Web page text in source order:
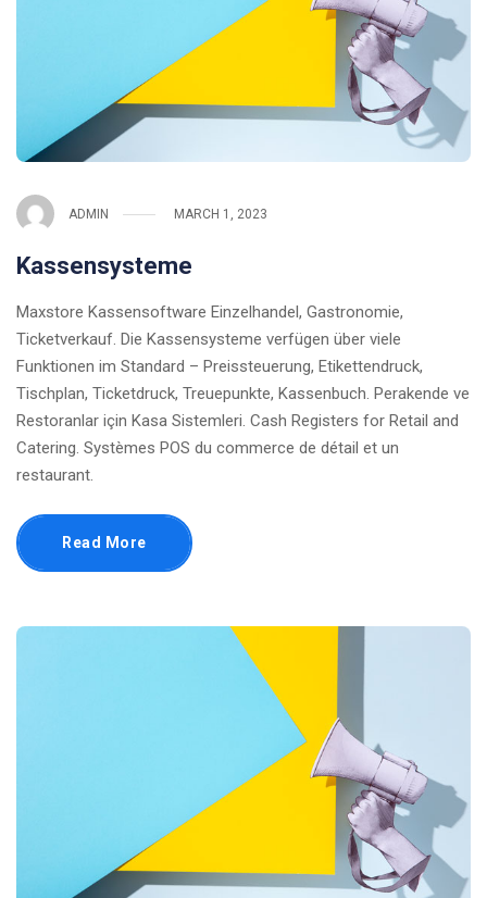
ADMIN MARCH 1, 2023
Kassensysteme
Maxstore Kassensoftware Einzelhandel, Gastronomie,
Ticketverkauf. Die Kassensysteme verfügen über viele
Funktionen im Standard – Preissteuerung, Etikettendruck,
Tischplan, Ticketdruck, Treuepunkte, Kassenbuch. Perakende ve
Restoranlar için Kasa Sistemleri. Cash Registers for Retail and
Catering. Systèmes POS du commerce de détail et un
restaurant.
Read More